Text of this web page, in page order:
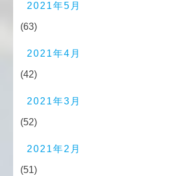
2021年5月
(63)
2021年4月
(42)
2021年3月
(52)
2021年2月
(51)